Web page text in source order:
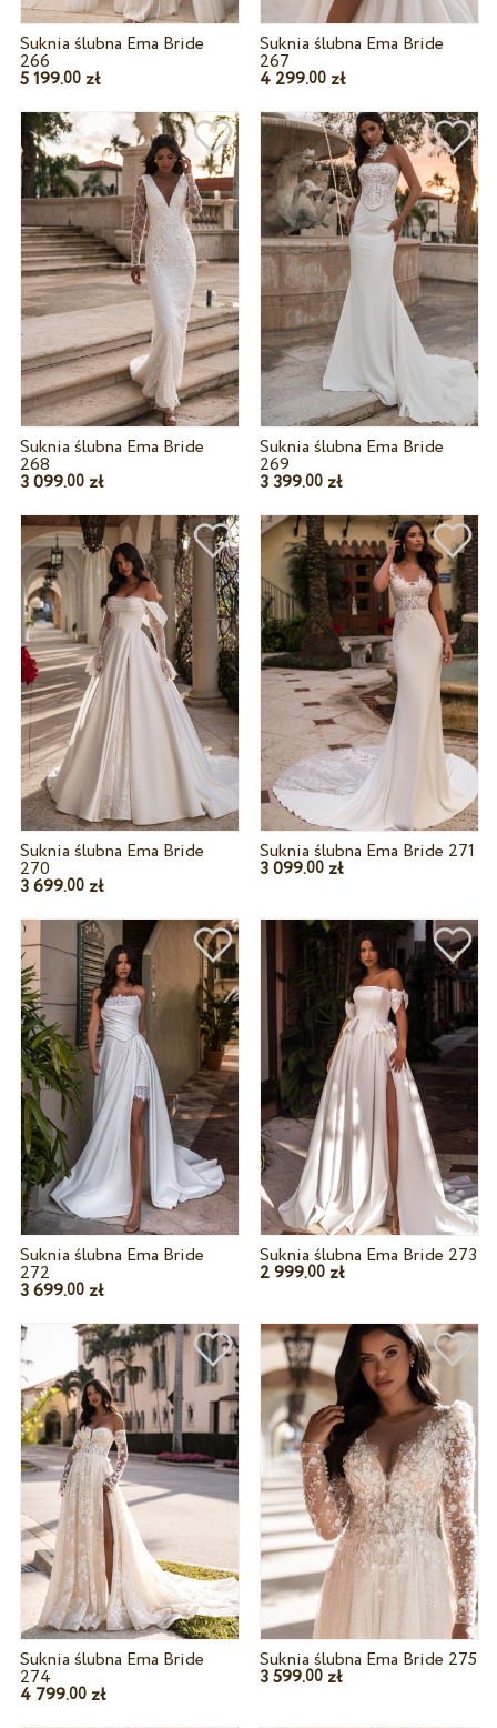
Suknia ślubna Ema Bride
266
5 199.00zł
Suknia ślubna Ema Bride
267
4 299.00 zł
Suknia ślubna Ema Bride
268
3 099.00zł
Suknia ślubna Ema Bride
269
3 399.00 zł
Suknia ślubna Ema Bride
270
3 699.00zł
Suknia ślubna Ema Bride 271
3 099.00 zł
Suknia ślubna Ema Bride
272
3 699.00zł
Suknia ślubna Ema Bride 273
2 999.00 zł
Suknia ślubna Ema Bride
274
4 799.00zł
Suknia ślubna Ema Bride 275
3 599.00 zł